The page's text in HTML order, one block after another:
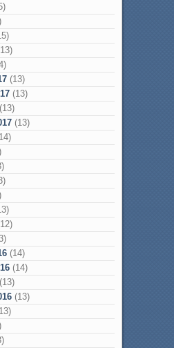
(13)
(13)
(13)
(14)
(14)
(13)